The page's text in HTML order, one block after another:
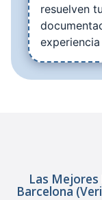
resuelven
Las Mejores
Barcelona